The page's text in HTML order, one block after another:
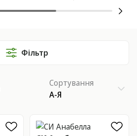
Фільтр
Сортування
А-Я